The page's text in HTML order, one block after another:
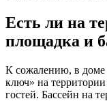
Есть ли на
площадка и
К сожалению, в доме
ключ» на
гостей. Бассейн на